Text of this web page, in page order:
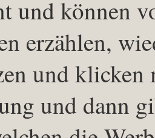
und können
erzählen,
und
und dann